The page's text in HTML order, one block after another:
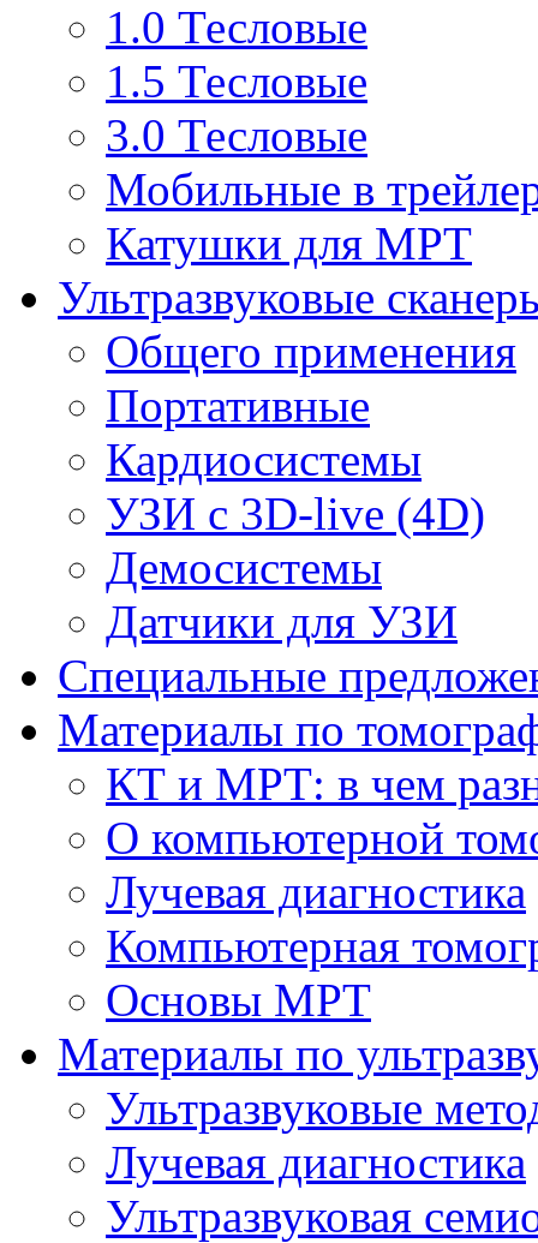
1.0 Тесловые
1.5 Тесловые
3.0 Тесловые
Мобильные в
Катушки для МРТ
Ультразвуковые
Общего применения
Портативные
Кардиосистемы
УЗИ с 3D-live (4D)
Демосистемы
Датчики для УЗИ
Cпециальные
Материалы по
КТ и МРТ: в чем
О компьютерной
Лучевая диагностика
Компьютерная
Основы МРТ
Материалы по
Ультразвуковые
Лучевая диагностика
Ультразвуковая